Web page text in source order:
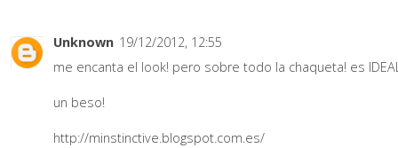
Unknown 19/12/2012, 12:55
me encanta el look! pero sobre todo la chaqueta! es
un beso!
http://minstinctive.blogspot.com.es/